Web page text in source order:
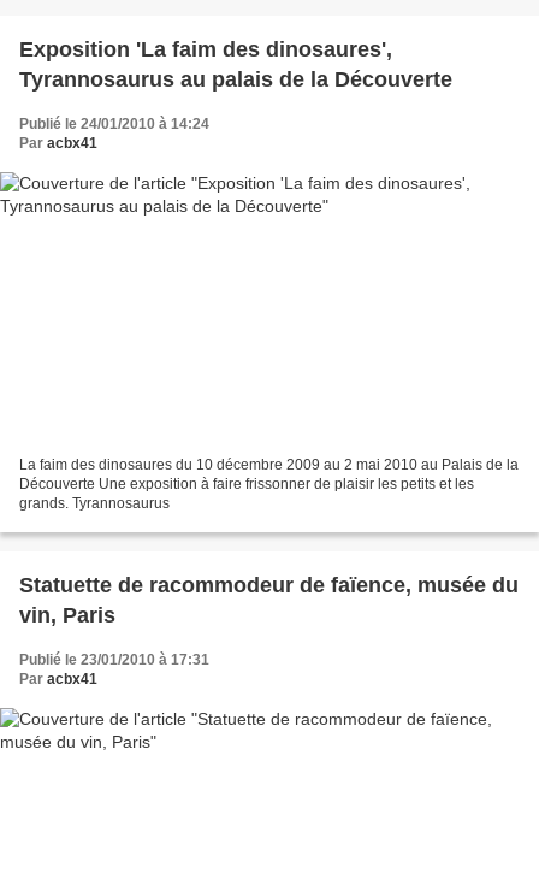
Exposition 'La faim des dinosaures',
Tyrannosaurus au palais de la Découverte
Publié le 24/01/2010 à 14:24
Par acbx41
La faim des dinosaures du 10 décembre 2009 au 2 mai 2010 au Palais de la
Découverte Une exposition à faire frissonner de plaisir les petits et les
grands. Tyrannosaurus
Statuette de racommodeur de faïence, musée du
vin, Paris
Publié le 23/01/2010 à 17:31
Par acbx41